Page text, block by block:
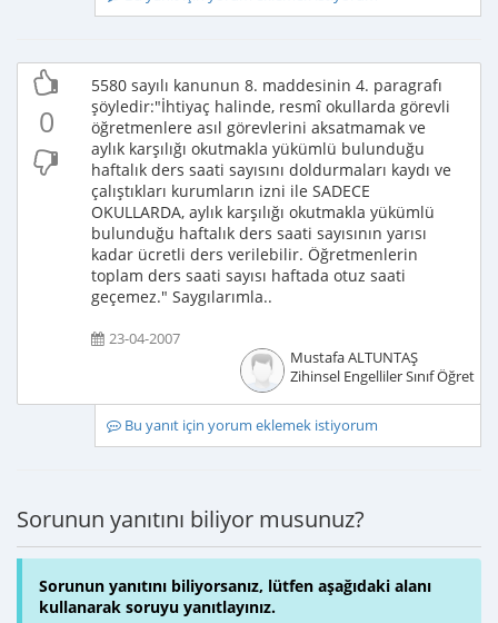
0
5580 sayılı kanunun 8. maddesinin 4. paragrafı
şöyledir:"İhtiyaç halinde, resmî okullarda görevli
öğretmenlere asıl görevlerini aksatmamak ve
aylık karşılığı okutmakla yükümlü bulunduğu
haftalık ders saati sayısını doldurmaları kaydı ve
çalıştıkları kurumların izni ile SADECE
OKULLARDA, aylık karşılığı okutmakla yükümlü
bulunduğu haftalık ders saati sayısının yarısı
kadar ücretli ders verilebilir. Öğretmenlerin
toplam ders saati sayısı haftada otuz saati
geçemez." Saygılarımla..
23-04-2007
Mustafa ALTUNTAŞ
Zihinsel Engelliler Sınıf
Bu yanıt için yorum eklemek istiyorum
Sorunun yanıtını biliyor musunuz?
Sorunun yanıtını biliyorsanız, lütfen aşağıdaki alanı
kullanarak soruyu yanıtlayınız.